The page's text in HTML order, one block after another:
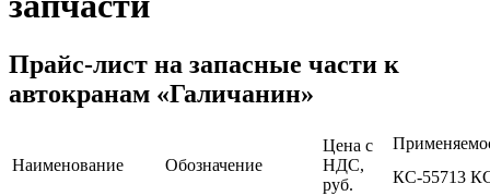
Прайс-лист на запасные части к
автокранам «Галичанин»
Наименование Обозначение
Цена с
НДС,
руб.
КС-55713